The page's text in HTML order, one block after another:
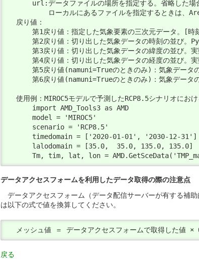
url:データファイルの場所を指定する。省略した場
ローカルにあるファイルを指定するときは、
  戻り値：
第1戻り値：指定した気象要素の三次元データ。[時
第2戻り値：切り出した気象データの時刻の並び。
第3戻り値：切り出した気象データの緯度の並び。実
第4戻り値：切り出した気象データの経度の並び。実
第5戻り値(namuni=Trueのときのみ)：気象データの
第6戻り値(namuni=Trueのときのみ)：気象データの
使用例：MIROC5モデルで予測したRCP8.5シナリオに
      import AMD_Tools3 as AMD
      model = 'MIROC5'
      scenario = 'RCP8.5'
      timedomain = ['2020-01-01', '2030-12-31']
      lalodomain = [35.0,  35.0, 135.0, 135.0]
Tm, tim, lat, lon =
データアクセスフォームを利用したデータ取得の際の注意点
データアクセスフォーム（データ配信サーバーが有する補
は以下の式で値を換算してください。
メッシュ値 ＝ データアクセスフォームで取得した値
戻る